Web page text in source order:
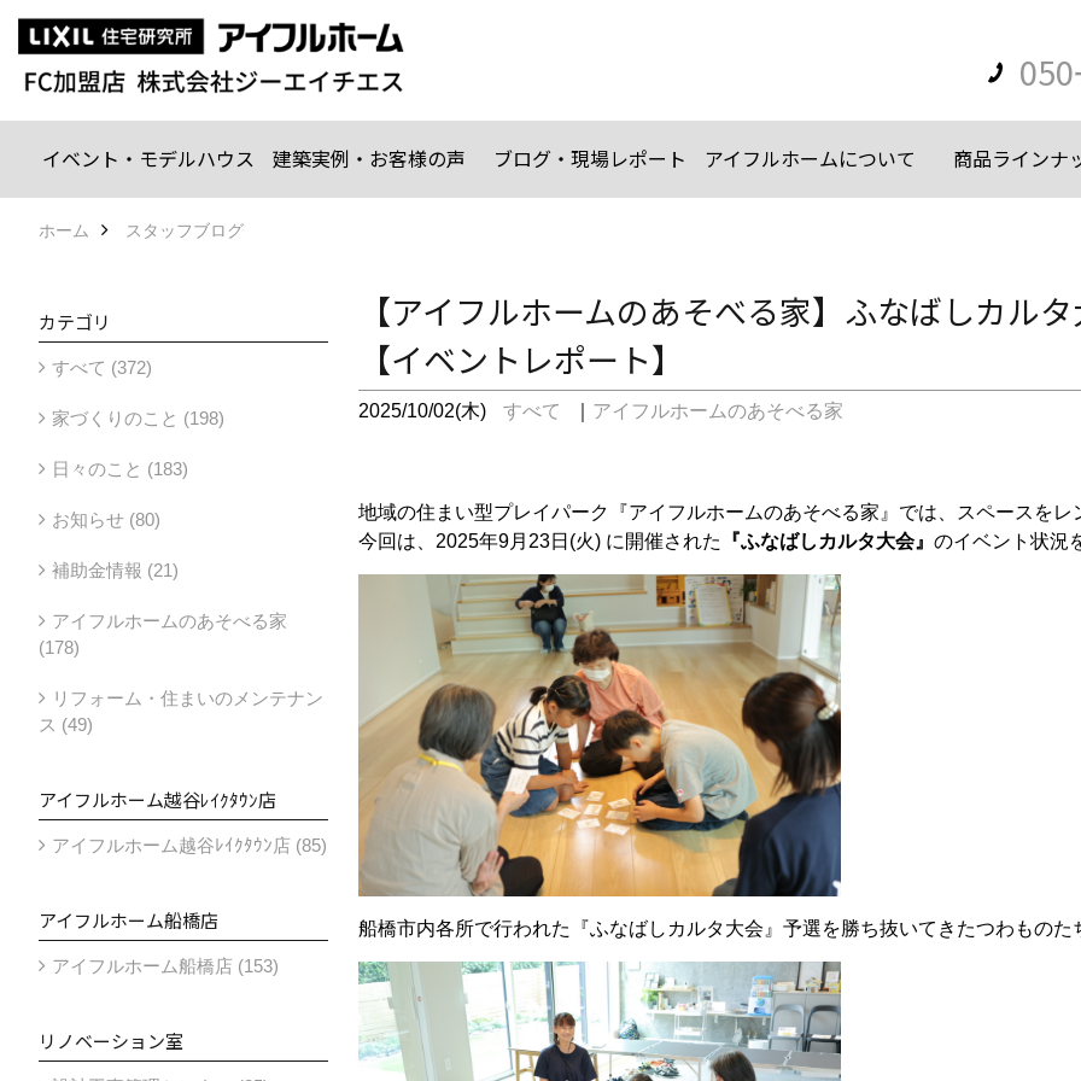
イベント・モデルハウス 建築実例・お客様の声 ブログ・現場レポート アイフルホームについて 商品ラインナ
ホーム スタッフブログ
【アイフルホームのあそべる家】ふなばしカル
【イベントレポート】
2025/10/02(木) すべて アイフルホームのあそべる家
地域の住まい型プレイパーク『アイフルホームのあそべる家』では、スペースを
今回は、2025年9月23日(火) に開催された
『ふなばしカルタ大会』 のイベント状況
船橋市内各所で行われた『ふなばしカルタ大会』予選を勝ち抜いてきたつわものた
カテゴリ
すべて (372)
家づくりのこと (198)
日々のこと (183)
お知らせ (80)
補助金情報 (21)
アイフルホームのあそべる家
(178)
リフォーム・住まいのメンテナン
ス (49)
アイフルホーム越谷ﾚｲｸﾀｳﾝ店
アイフルホーム越谷ﾚｲｸﾀｳﾝ店 (85)
アイフルホーム船橋店
アイフルホーム船橋店 (153)
リノベーション室